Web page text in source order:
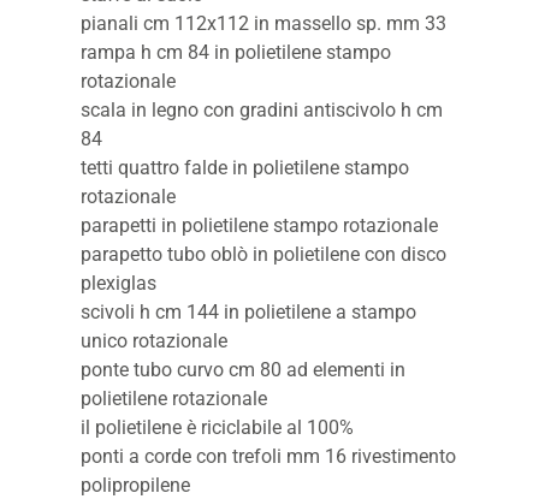
pianali cm 112x112 in massello sp. mm 33
rampa h cm 84 in polietilene stampo
rotazionale
scala in legno con gradini antiscivolo h cm
84
tetti quattro falde in polietilene stampo
rotazionale
parapetti in polietilene stampo rotazionale
parapetto tubo oblò in polietilene con disco
plexiglas
scivoli h cm 144 in polietilene a stampo
unico rotazionale
ponte tubo curvo cm 80 ad elementi in
polietilene rotazionale
il polietilene è riciclabile al 100%
ponti a corde con trefoli mm 16 rivestimento
polipropilene